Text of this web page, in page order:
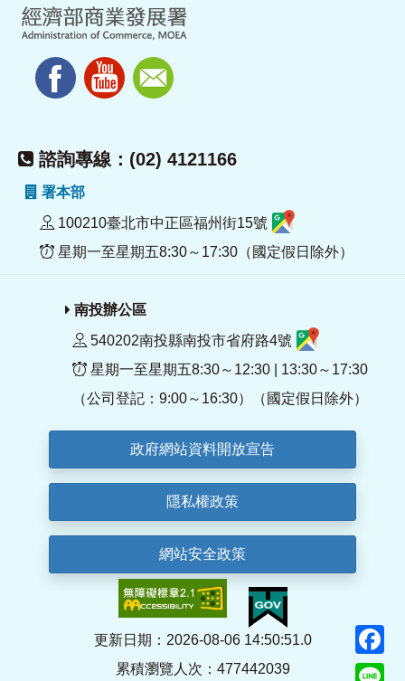
諮詢專線：(02) 4121166
署本部
100210臺北市中正區福州街15號
星期一至星期五8:30～17:30（國定假日除外）
南投辦公區
540202南投縣南投市省府路4號
星期一至星期五8:30～12:30 | 13:30～17:30
（公司登記：9:00～16:30）（國定假日除外）
政府網站資料開放宣告
隱私權政策
網站安全政策
更新日期：2026-08-06 14:50:51.0
累積瀏覽人次：477442039